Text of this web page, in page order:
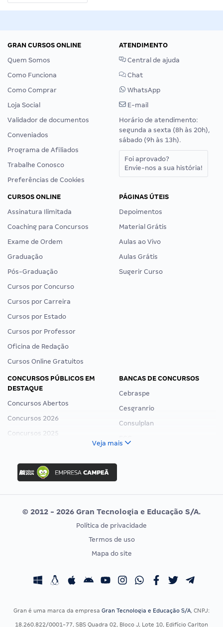
GRAN CURSOS ONLINE
Quem Somos
Como Funciona
Como Comprar
Loja Social
Validador de documentos
Conveniados
Programa de Afiliados
Trabalhe Conosco
Preferências de Cookies
ATENDIMENTO
Central de ajuda
Chat
WhatsApp
E-mail
Horário de atendimento:
segunda a sexta (8h às 20h),
sábado (9h às 13h).
Foi aprovado?
Envie-nos a sua história!
CURSOS ONLINE
Assinatura Ilimitada
Coaching para Concursos
Exame de Ordem
Graduação
Pós-Graduação
Cursos por Concurso
Cursos por Carreira
Cursos por Estado
Cursos por Professor
Oficina de Redação
Cursos Online Gratuitos
PÁGINAS ÚTEIS
Depoimentos
Material Grátis
Aulas ao Vivo
Aulas Grátis
Sugerir Curso
CONCURSOS PÚBLICOS EM
DESTAQUE
Concursos Abertos
Concursos 2026
Concursos 2025
Concurso Nacional Unificado
Concurso Ibama
Concurso MPU
Editais publicados
BANCAS DE CONCURSOS
Cebraspe
Cesgranrio
Consulplan
Vunesp
CONCURSOS POR PROFISSÃO
Concursos Fiscais
EXAME DE ORDEM
Calendário OAB
Veja mais
© 2012 - 2026 Gran Tecnologia e Educação S/A.
Política de privacidade
Termos de uso
Mapa do site
Gran é uma marca da empresa Gran Tecnologia e Educação S/A, CNPJ:
18.260.822/0001-77, SBS Quadra 02, Bloco J, Lote 10, Edifício Carlton